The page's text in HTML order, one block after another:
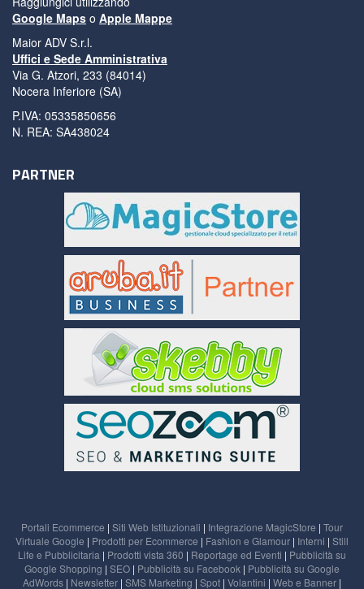
Google Maps o Apple Mappe
Maior ADV S.r.l.
Uffici e Sede Amministrativa
Via G. Atzori, 233 (84014)
Nocera Inferiore (SA)
P.IVA: 05335850656
N. REA: SA438024
PARTNER
Portali Ecommerce | Siti Web Istituzionali | Integrazione MagicStore | Tour
Virtuale Google | Prodotti per Ecommerce | Fashion e Glamour | Interni | Still
Life e Pubblicitaria | Prodotti vista 360 | Reportage ed Eventi | Pubblicità su
Google Shopping | SEO | Pubblicità su Facebook | Pubblicità su Google
AdWords | Newsletter | SMS Marketing | Spot | Volantini | Web e Banner |